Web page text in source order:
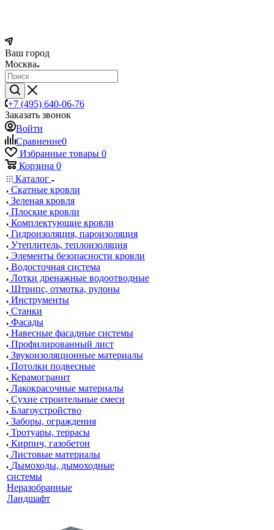
Ваш город
Москва
+7 (495) 640-06-76
Заказать звонок
Войти
Сравнение0
Избранные товары 0
Корзина 0
Каталог
Скатные кровли
Зеленая кровля
Плоские кровли
Комплектующие кровли
Гидроизоляция, пароизоляция
Утеплитель, теплоизоляция
Элементы безопасности кровли
Водосточная система
Лотки дренажные водоотводные
Штрипс, отмотка, рулоны
Инструменты
Станки
Фасады
Навесные фасадные системы
Профилированный лист
Звукоизоляционные материалы
Потолки подвесные
Керамогранит
Лакокрасочные материалы
Сухие строительные смеси
Благоустройство
Заборы, ограждения
Тротуары, террасы
Кирпич, газобетон
Листовые материалы
Дымоходы, дымоходные
системы
Неразобранные
Ландшафт